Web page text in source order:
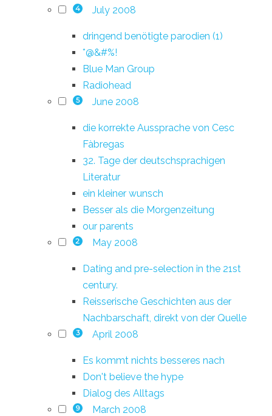
4 July 2008
dringend benötigte parodien (1)
*@&#%!
Blue Man Group
Radiohead
5 June 2008
die korrekte Aussprache von Cesc
Fàbregas
32. Tage der deutschsprachigen
Literatur
ein kleiner wunsch
Besser als die Morgenzeitung
our parents
2 May 2008
Dating and pre-selection in the 21st
century.
Reisserische Geschichten aus der
Nachbarschaft, direkt von der Quelle
3 April 2008
Es kommt nichts besseres nach
Don't believe the hype
Dialog des Alltags
9 March 2008